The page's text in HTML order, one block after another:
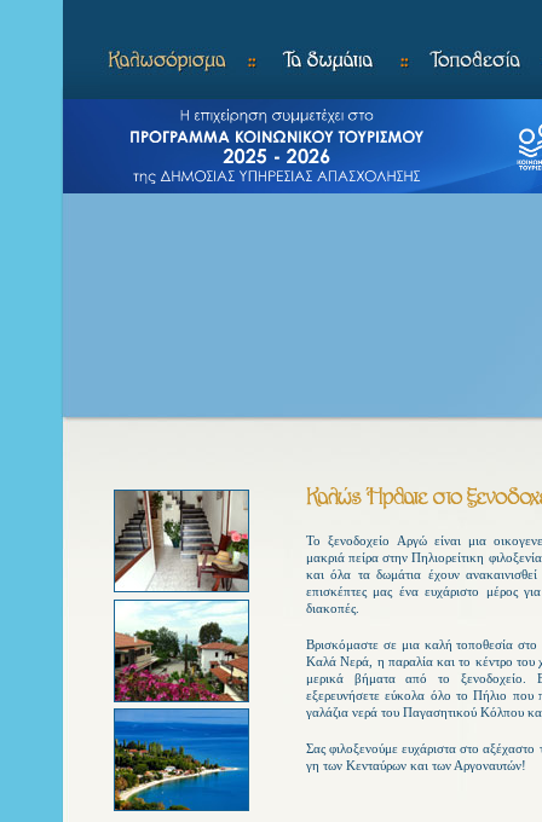
Το ξενοδοχείο Αργώ είναι μια
μακριά πείρα στην Πηλιορείτικη
και όλα τα δωμάτια έχουν
επισκέπτες μας ένα ευχάριστο μέρος
διακοπές.
Βρισκόμαστε σε μια καλή τοποθεσία
Καλά Νερά, η παραλία και το κέντρο του
μερικά βήματα από το ξενοδοχείο.
εξερευνήσετε εύκολα όλο το Πήλιο που
γαλάζια νερά του Παγασητικού Κόλπου
Σας φιλοξενούμε ευχάριστα στο αξέχαστο
γη των Κενταύρων και των Αργοναυτών!